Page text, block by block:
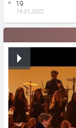
19
14.01.2022